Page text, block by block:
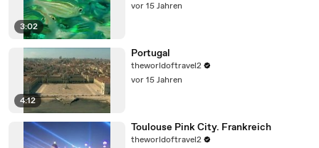
3:02
vor 15 Jahren
4:12
Portugal
theworldoftravel2
vor 15 Jahren
Toulouse Pink City. Frankreich
theworldoftravel2